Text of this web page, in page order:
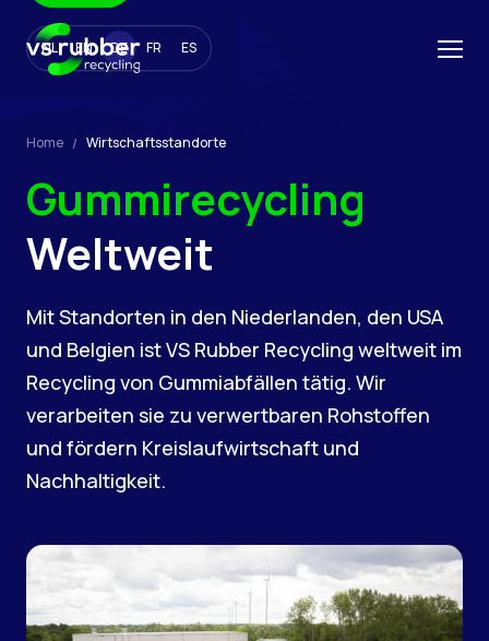
NL EN DE FR ES
Home Wirtschaftsstandorte
Gummirecycling
Weltweit
Mit Standorten in den Niederlanden, den USA
und Belgien ist VS Rubber Recycling weltweit im
Recycling von Gummiabfällen tätig. Wir
verarbeiten sie zu verwertbaren Rohstoffen
und fördern Kreislaufwirtschaft und
Nachhaltigkeit.